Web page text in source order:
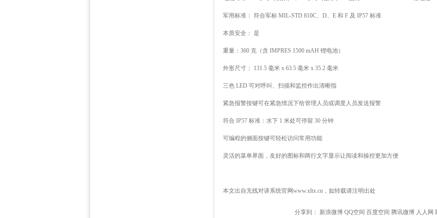
军用标准： 符合军标 MIL-STD 810C、D、E 和 F 及 IP57 标准
本质安全： 是
重量：360 克（含 IMPRES 1500 mAH 锂电池）
外形尺寸： 131.5 毫米 x 63.5 毫米 x 35.2 毫米
三色 LED 可对呼叫、扫描和监控作出清晰指
紧急报警按键可在紧急情况下给管理人员或调度人员发送报警
符合 IP57 标准：水下 1 米处可停留 30 分钟
可编程的侧面按键可轻松访问常用功能
灵活的菜单界面，友好的图标和两行文字显示让阅读和操控更加方便
本文出自无线对讲系统官网www.xltx.cn ，如转载请注明出处
分享到： 新浪微博 QQ空间 百度空间 腾讯微博 人人网